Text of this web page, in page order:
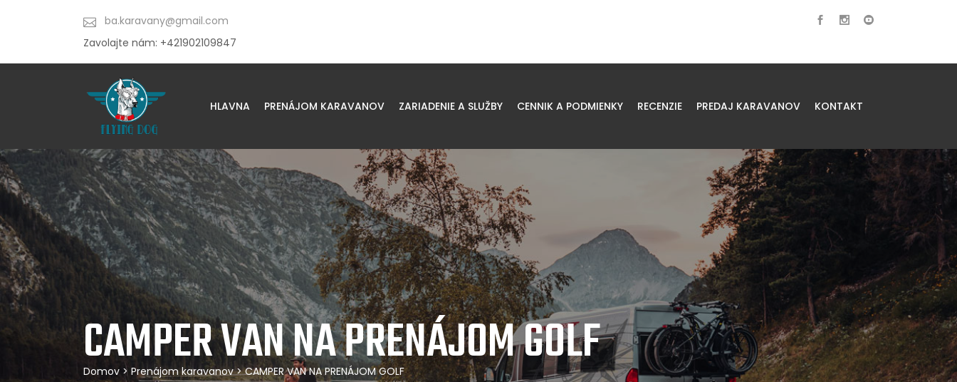
ba.karavany@gmail.com
Zavolajte nám: +421902109847
HLAVNA PRENÁJOM KARAVANOV ZARIADENIE A SLUŽBY CENNIK A PODMIENKY RECENZIE PREDAJ KARAVANOV KONTAKT
CAMPER VAN NA PRENÁJOM GOLF
Domov > Prenájom karavanov> CAMPER VAN NA PRENÁJOM GOLF